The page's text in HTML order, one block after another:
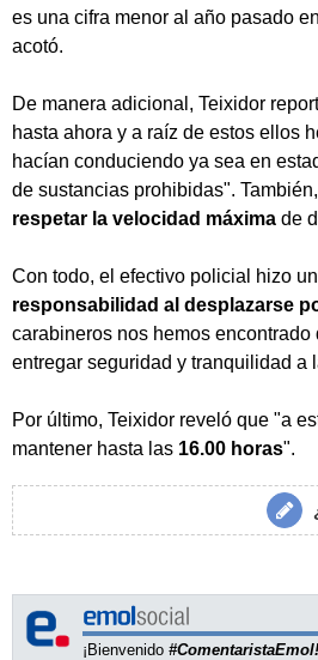
es una cifra menor al año pasado
acotó.
De manera adicional, Teixidor
hasta ahora y a raíz de estos ellos
hacían conduciendo ya sea en
de sustancias prohibidas".
respetar la velocidad máxima de
Con todo, el efectivo policial hizo
responsabilidad al desplazarse
carabineros nos hemos
entregar seguridad y tranquilidad a
Por último, Teixidor reveló que "a
mantener hasta las 16.00 horas".
¡Bienvenido #ComentaristaEmol!